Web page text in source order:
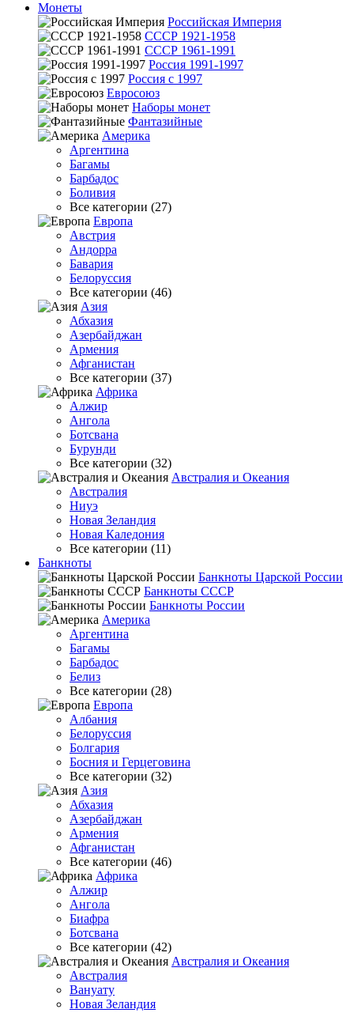
Монеты
Российская Империя
СССР 1921-1958
СССР 1961-1991
Россия 1991-1997
Россия с 1997
Евросоюз
Наборы монет
Фантазийные
Америка
Аргентина
Багамы
Барбадос
Боливия
Все категории (27)
Европа
Австрия
Андорра
Бавария
Белоруссия
Все категории (46)
Азия
Абхазия
Азербайджан
Армения
Афганистан
Все категории (37)
Африка
Алжир
Ангола
Ботсвана
Бурунди
Все категории (32)
Австралия и Океания
Австралия
Ниуэ
Новая Зеландия
Новая Каледония
Все категории (11)
Банкноты
Банкноты Царской России
Банкноты СССР
Банкноты России
Америка
Аргентина
Багамы
Барбадос
Белиз
Все категории (28)
Европа
Албания
Белоруссия
Болгария
Босния и Герцеговина
Все категории (32)
Азия
Абхазия
Азербайджан
Армения
Афганистан
Все категории (46)
Африка
Алжир
Ангола
Биафра
Ботсвана
Все категории (42)
Австралия и Океания
Австралия
Вануату
Новая Зеландия